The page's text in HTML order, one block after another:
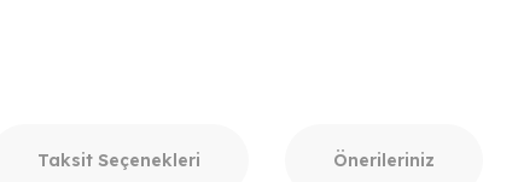
Taksit Seçenekleri Önerileriniz